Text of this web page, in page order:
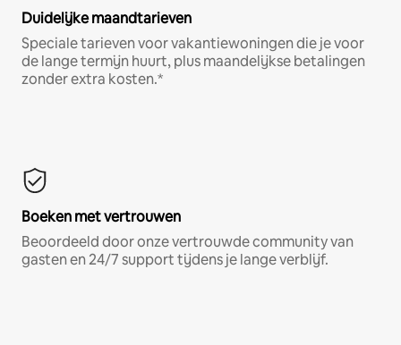
Duidelijke maandtarieven
Speciale tarieven voor vakantiewoningen die je voor
de lange termijn huurt, plus maandelijkse betalingen
zonder extra kosten.*
Boeken met vertrouwen
Beoordeeld door onze vertrouwde community van
gasten en 24/7 support tijdens je lange verblijf.